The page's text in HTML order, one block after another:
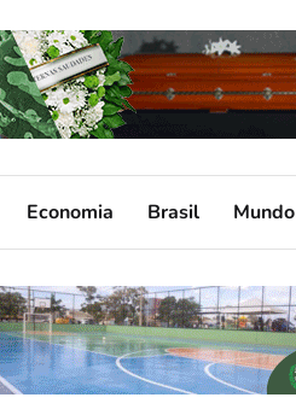
Economia Brasil Mundo